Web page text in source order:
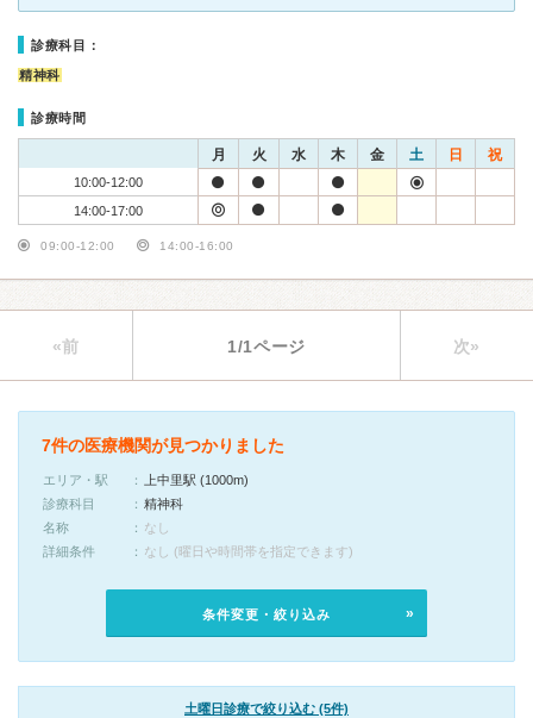
診療科目：
精神科
診療時間
月 火 水 木 金 土 日 祝
10:00-12:00
14:00-17:00
09:00-12:00 14:00-16:00
«前 1/1ページ 次»
7件の医療機関が見つかりました
エリア・駅
上中里駅 (1000m)
診療科目
精神科
名称
なし
詳細条件
なし (曜日や時間帯を指定できます)
条件変更・絞り込み
土曜日診療で絞り込む (5件)